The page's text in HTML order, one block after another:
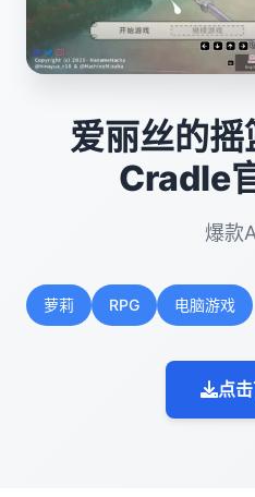
爱丽丝的
Cradle
爆款
萝莉 RPG 电脑游戏
点